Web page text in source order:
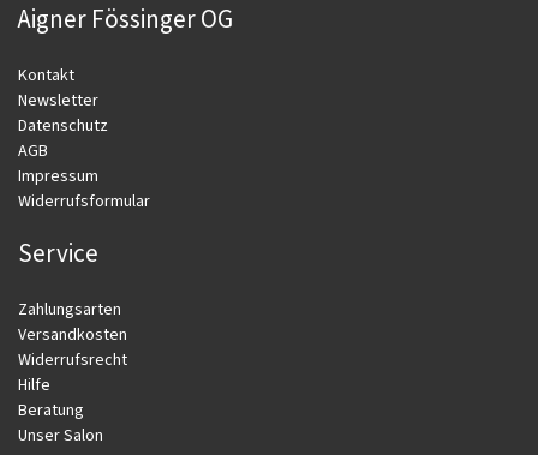
Aigner Fössinger OG
Kontakt
Newsletter
Datenschutz
AGB
Impressum
Widerrufsformular
Service
Zahlungsarten
Versandkosten
Widerrufsrecht
Hilfe
Beratung
Unser Salon